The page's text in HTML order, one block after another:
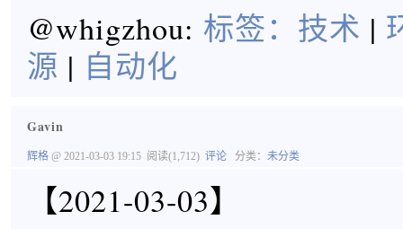
@whigzhou: 标签： 技术 |
源 | 自动化
Gavin
辉格 @ 2021-03-03 19:15 阅读(1,712) 评论 分类： 未分类
【2021-03-03】